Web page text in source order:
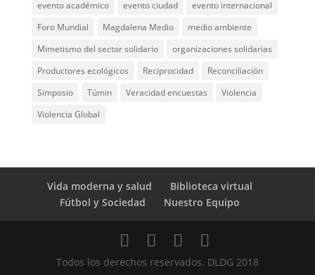
evento académico
evento ciudad
evento internacional
Foro Mundial
Magdalena Medio
medio ambiente
Mimetismo del sector solidario
organizaciones solidarias
Productores ecológicos
Reciprocidad
Reconciliación
Simposio
Túmin Veracidad encuestas
Violencia
Violencia Global
Vida moderna y salud
Biblioteca virtual
Fútbol y Sociedad
Nuestro Equipo
Todos los derechos reservados. DLDG 2018